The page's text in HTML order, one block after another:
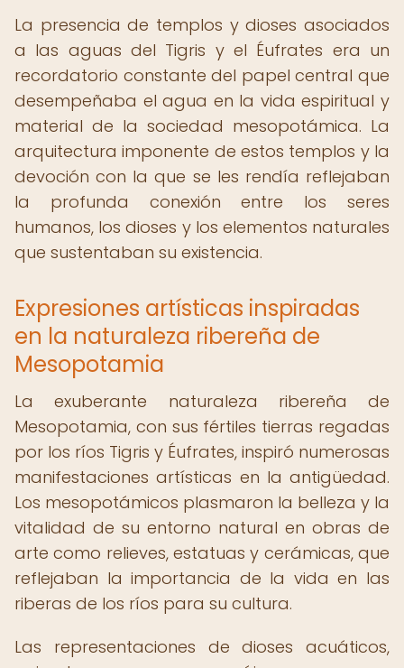
La presencia de templos y dioses asociados
a las aguas del Tigris y el Éufrates era un
recordatorio constante del papel central que
desempeñaba el agua en la vida espiritual y
material de la sociedad mesopotámica. La
arquitectura imponente de estos templos y la
devoción con la que se les rendía reflejaban
la profunda conexión entre los seres
humanos, los dioses y los elementos naturales
que sustentaban su existencia.
Expresiones artísticas inspiradas
en la naturaleza ribereña de
Mesopotamia
La exuberante naturaleza ribereña de
Mesopotamia, con sus fértiles tierras regadas
por los ríos Tigris y Éufrates, inspiró numerosas
manifestaciones artísticas en la antigüedad.
Los mesopotámicos plasmaron la belleza y la
vitalidad de su entorno natural en obras de
arte como relieves, estatuas y cerámicas, que
reflejaban la importancia de la vida en las
riberas de los ríos para su cultura.
Las representaciones de dioses acuáticos,